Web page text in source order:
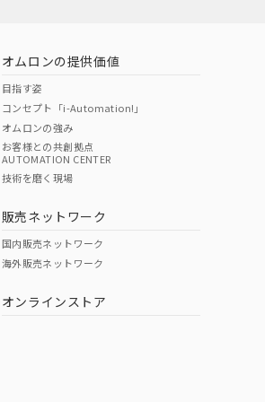
O
オムロンの提供価値
目指す姿
コンセプト「i-Automation!」
オムロンの強み
お客様との共創拠点
AUTOMATION CENTER
技術を磨く現場
販売ネットワーク
国内販売ネットワーク
海外販売ネットワーク
オンラインストア